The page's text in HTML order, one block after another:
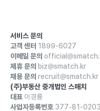
서비스 문의
고객 센터 1899-6027
이메일 문의
제휴 문의 biz@smatch.kr
채용 문의 recruit@smatch.kr
(주)부동산 중개법인 스매치
대표 이경룡
사업자등록번호 377-81-